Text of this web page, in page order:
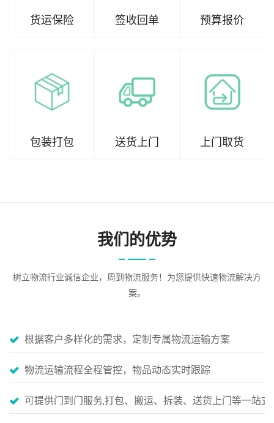
货运保险 签收回单 预算报价
包装打包 送货上门 上门取货
我们的优势
树立物流行业诚信企业，周到物流服务！为您提供快速物流解决方
案。
根据客户多样化的需求，定制专属物流运输方案
物流运输流程全程管控，物品动态实时跟踪
可提供门到门服务,打包、搬运、拆装、送货上门等一站